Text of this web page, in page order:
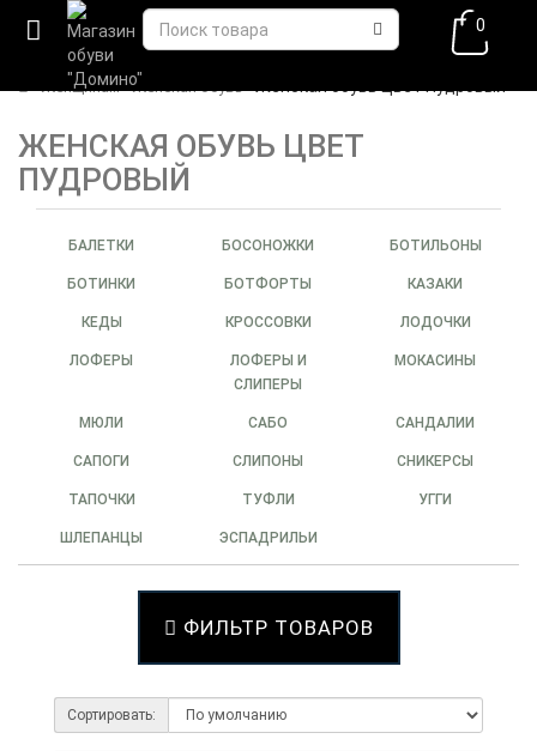
0
Женщинам Женская обувь
ЖЕНСКАЯ ОБУВЬ ЦВЕТ
ПУДРОВЫЙ
БАЛЕТКИ БОСОНОЖКИ БОТИЛЬОНЫ
БОТИНКИ БОТФОРТЫ КАЗАКИ
КЕДЫ КРОССОВКИ ЛОДОЧКИ
ЛОФЕРЫ
ЛОФЕРЫ И
СЛИПЕРЫ
МОКАСИНЫ
МЮЛИ САБО САНДАЛИИ
САПОГИ СЛИПОНЫ СНИКЕРСЫ
ТАПОЧКИ ТУФЛИ УГГИ
ШЛЕПАНЦЫ ЭСПАДРИЛЬИ
ФИЛЬТР ТОВАРОВ
Сортировать: